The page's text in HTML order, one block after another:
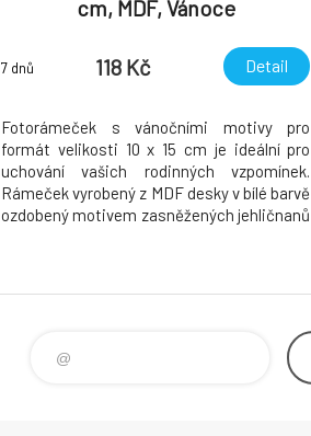
cm, MDF, Vánoce
7 dnů 118 Kč Detail
Fotorámeček s vánočními motivy pro
formát velikosti 10 x 15 cm je ideální pro
uchování vašich rodinných vzpomínek.
Rámeček vyrobený z MDF desky v bílé barvě
ozdobený motivem zasněžených jehličnanů